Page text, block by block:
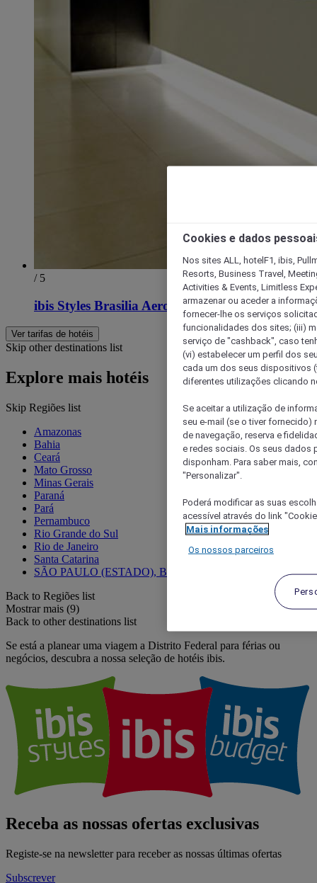
/ 5
ibis Styles Brasilia Aeroporto
Ver tarifas de hotéis
Skip other destinations list
Explore mais hotéis
Skip Regiões list
Amazonas
Bahia
Ceará
Mato Grosso
Minas Gerais
Paraná
Pará
Pernambuco
Rio Grande do Sul
Rio de Janeiro
Santa Catarina
SÃO PAULO (ESTADO), BRASIL
Back to Regiões list
Mostrar mais (9)
Back to other destinations list
Se está a planear uma viagem a Distrito Federal para férias ou
negócios, descubra a nossa seleção de hotéis ibis.
Receba as nossas ofertas exclusivas
Registe-se na newsletter para receber as nossas últimas ofertas
Subscrever
Cookies e dados
Nos sites ALL, hotelF1, ibis,
Resorts, Business Travel,
Activities & Events, Limitless
armazenar ou aceder a
fornecer-lhe os serviços
funcionalidades dos sites; (iii)
serviço de "cashback", caso
(vi) estabelecer um perfil dos
cada um dos seus dispositivos
diferentes utilizações clicando
Se aceitar a utilização de
seu e-mail (se o tiver
de navegação, reserva e
e redes sociais. Os seus dados
disponham. Para saber mais,
"Personalizar".
Poderá modificar as suas
acessível através do link
Mais informações
Os nossos parceiros